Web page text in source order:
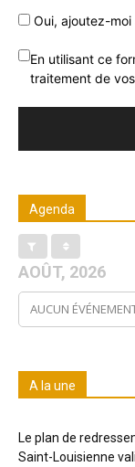
Oui, ajoutez-
En utilisant ce
traitement de
Agenda
AOÛT, 2026
AUCUN
A la une
Le plan de
Saint-Louisienne